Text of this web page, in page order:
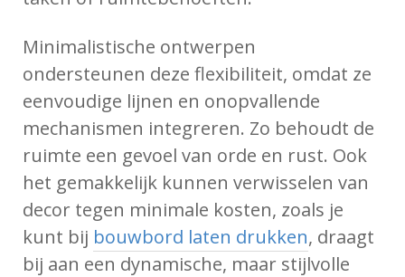
Minimalistische ontwerpen
ondersteunen deze flexibiliteit, omdat ze
eenvoudige lijnen en onopvallende
mechanismen integreren. Zo behoudt de
ruimte een gevoel van orde en rust. Ook
het gemakkelijk kunnen verwisselen van
decor tegen minimale kosten, zoals je
kunt bij bouwbord laten drukken, draagt
bij aan een dynamische, maar stijlvolle